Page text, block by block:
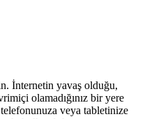
İnternetin yavaş olduğu,
olamadığınız bir yere
veya tabletinize